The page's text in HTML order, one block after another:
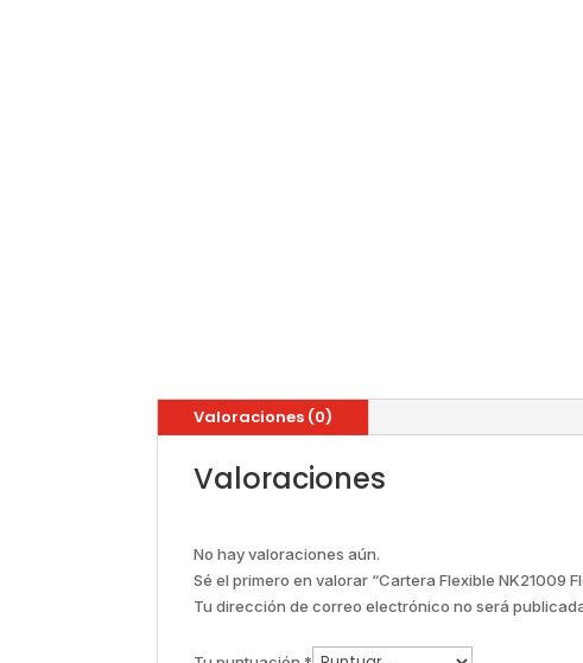
Valoraciones (0)
Valoraciones
No hay valoraciones aún.
Sé el primero en valorar “Cartera Flexible NK21009
Tu dirección de correo electrónico no será